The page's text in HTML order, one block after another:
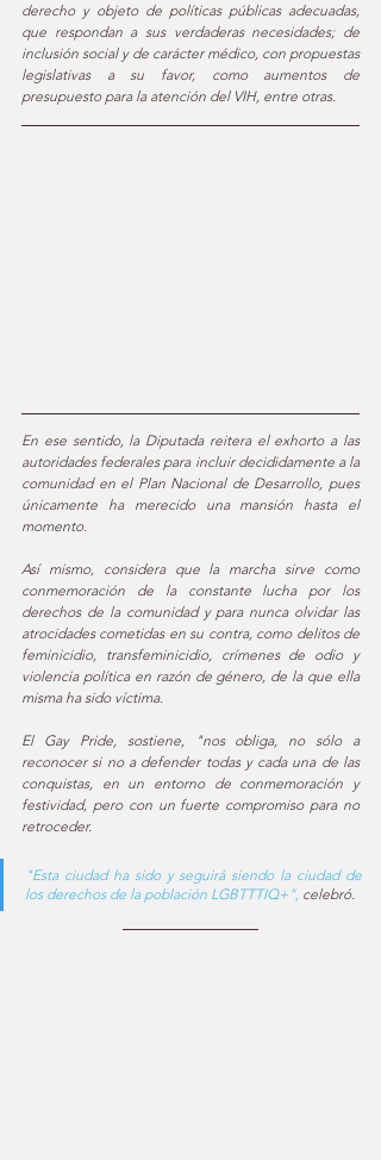
derecho y objeto de políticas públicas adecuadas,
que respondan a sus verdaderas necesidades; de
inclusión social y de carácter médico, con propuestas
legislativas a su favor, como aumentos de
presupuesto para la atención del VIH, entre otras.
En ese sentido, la Diputada reitera el exhorto a las
autoridades federales para incluir decididamente a la
comunidad en el Plan Nacional de Desarrollo, pues
únicamente ha merecido una mansión hasta el
momento.
Así mismo, considera que la marcha sirve como
conmemoración de la constante lucha por los
derechos de la comunidad y para nunca olvidar las
atrocidades cometidas en su contra, como delitos de
feminicidio, transfeminicidio, crímenes de odio y
violencia política en razón de género, de la que ella
misma ha sido víctima.
El Gay Pride, sostiene, "nos obliga, no sólo a
reconocer si no a defender todas y cada una de las
conquistas, en un entorno de conmemoración y
festividad, pero con un fuerte compromiso para no
retroceder.
"Esta ciudad ha sido y seguirá siendo la ciudad de
los derechos de la población LGBTTTIQ+", celebró.